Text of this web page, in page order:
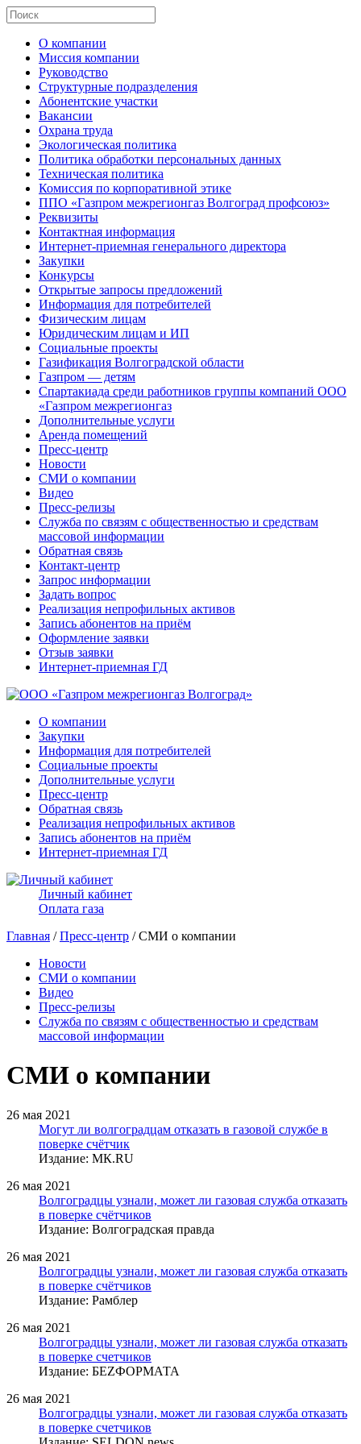
О компании
Миссия компании
Руководство
Структурные подразделения
Абонентские участки
Вакансии
Охрана труда
Экологическая политика
Политика обработки персональных данных
Техническая политика
Комиссия по корпоративной этике
ППО «Газпром межрегионгаз Волгоград профсоюз»
Реквизиты
Контактная информация
Интернет-приемная генерального директора
Закупки
Конкурсы
Открытые запросы предложений
Информация для потребителей
Физическим лицам
Юридическим лицам и ИП
Социальные проекты
Газификация Волгоградской области
Газпром — детям
Спартакиада среди работников группы компаний ООО
«Газпром межрегионгаз
Дополнительные услуги
Аренда помещений
Пресс-центр
Новости
СМИ о компании
Видео
Пресс-релизы
Служба по связям с общественностью и средствам
массовой информации
Обратная связь
Контакт-центр
Запрос информации
Задать вопрос
Реализация непрофильных активов
Запись абонентов на приём
Оформление заявки
Отзыв заявки
Интернет-приемная ГД
О компании
Закупки
Информация для потребителей
Социальные проекты
Дополнительные услуги
Пресс-центр
Обратная связь
Реализация непрофильных активов
Запись абонентов на приём
Интернет-приемная ГД
Личный кабинет
Оплата газа
Главная /Пресс-центр / СМИ о компании
Новости
СМИ о компании
Видео
Пресс-релизы
Служба по связям с общественностью и средствам
массовой информации
СМИ о компании
26 мая 2021
Могут ли волгоградцам отказать в газовой службе в
поверке счётчик
Издание: МК.RU
26 мая 2021
Волгоградцы узнали, может ли газовая служба отказать
в поверке счётчиков
Издание: Волгоградская правда
26 мая 2021
Волгоградцы узнали, может ли газовая служба отказать
в поверке счётчиков
Издание: Рамблер
26 мая 2021
Волгоградцы узнали, может ли газовая служба отказать
в поверке счетчиков
Издание: БЕZФОРМАТА
26 мая 2021
Волгоградцы узнали, может ли газовая служба отказать
в поверке счетчиков